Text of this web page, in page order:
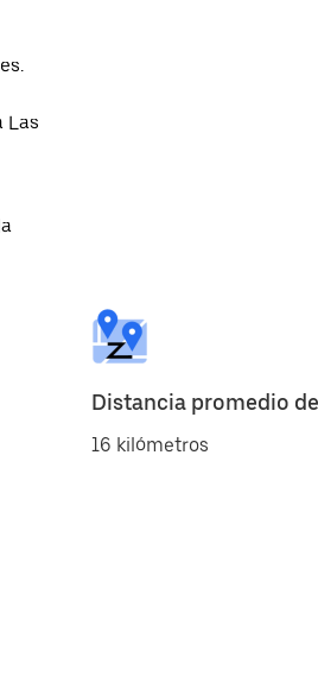
Las
Distancia promedio
16 kilómetros